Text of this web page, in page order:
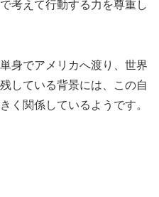
考えて行動する力を尊重し
身でアメリカへ渡り、世界
している背景には、この自
く関係しているようです。